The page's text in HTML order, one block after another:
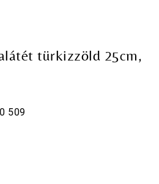
türkizzöld 25cm,
509